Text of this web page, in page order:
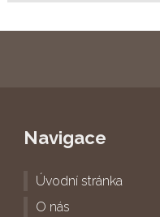
Navigace
Úvodní stránka
O nás